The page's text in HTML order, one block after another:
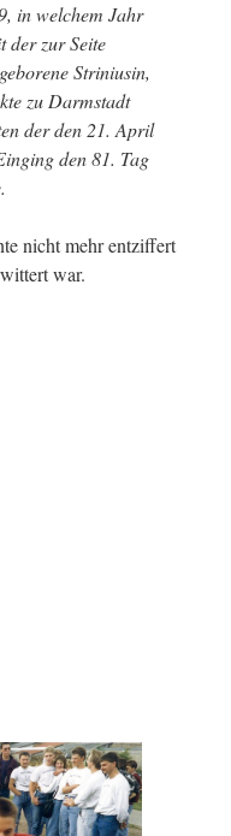
in welchem Jahr
der zur Seite
Striniusin,
zu Darmstadt
der den 21. April
den 81. Tag
nicht mehr entziffert
war.